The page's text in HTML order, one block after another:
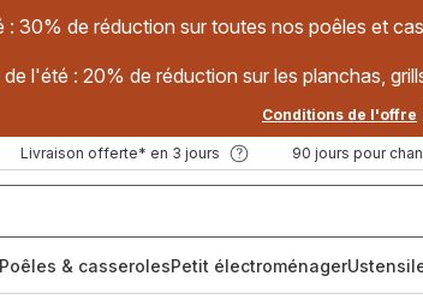
: 30% de réduction sur toutes nos poêles et
l'été : 20% de réduction sur les planchas,
Conditions de l'offre
Livraison offerte* en 3 jours 90 jours pour
Poêles & casserolesPetit électroménager